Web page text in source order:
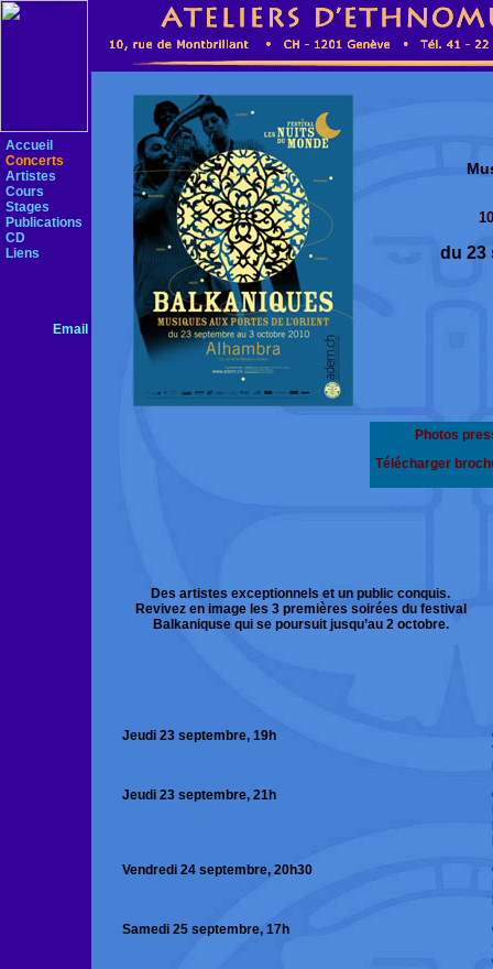
Accueil
Concerts
Artistes
Cours
Stages
Publications
CD
Liens
Email
du 23
Photos
Télécharger
Des artistes exceptionnels et un public conquis.
Revivez en image les 3 premières soirées du festival
Balkaniquse qui se poursuit jusqu’au 2 octobre.
Jeudi 23 septembre, 19h
Jeudi 23 septembre, 21h
Vendredi 24 septembre, 20h30
Samedi 25 septembre, 17h